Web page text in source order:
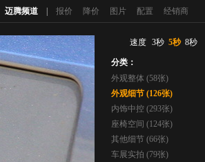
迈腾频道 报价 降价 图片 配置 经销商
速度 3秒 5秒 8秒
分类：
外观整体 (58张)
外观细节 (126张)
内饰中控 (293张)
座椅空间 (124张)
其他细节 (66张)
车展实拍 (79张)